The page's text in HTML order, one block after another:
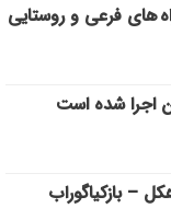
از راه های فرعی و روستایی